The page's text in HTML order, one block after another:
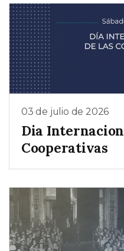
03 de julio de 2026
Dia
Cooperativas